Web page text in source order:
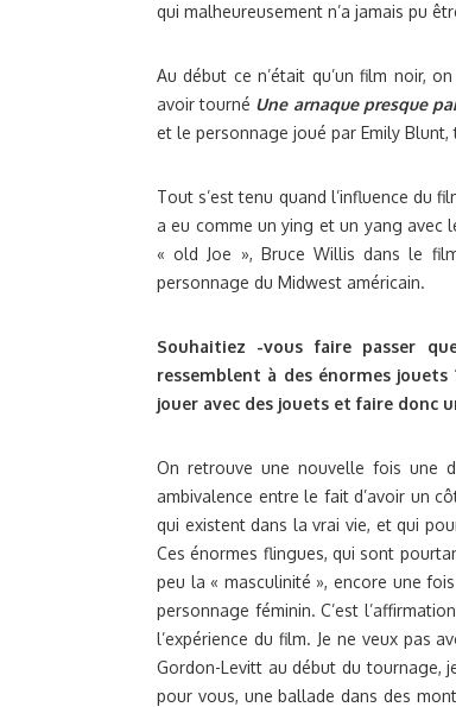
qui malheureusement n’a jamais pu
Au début ce n’était qu’un film noir,
avoir tourné Une arnaque presque
et le personnage joué par Emily
Tout s’est tenu quand l’influence du
a eu comme un ying et un yang avec
« old Joe », Bruce Willis dans le
personnage du Midwest américain.
Souhaitiez -vous faire passer
ressemblent à des énormes
jouer avec des jouets et faire donc
On retrouve une nouvelle fois une
ambivalence entre le fait d’avoir un
qui existent dans la vrai vie, et qui
Ces énormes flingues, qui sont
peu la « masculinité », encore une
personnage féminin. C’est
l’expérience du film. Je ne veux pas
Gordon-Levitt au début du tournage,
pour vous, une ballade dans des